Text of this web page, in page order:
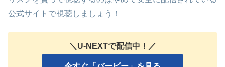
公式サイトで視聴しましょう！
＼U-NEXTで配信中！／